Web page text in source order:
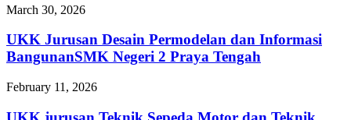
March 30, 2026
UKK Jurusan Desain Permodelan dan Informasi
BangunanSMK Negeri 2 Praya Tengah
February 11, 2026